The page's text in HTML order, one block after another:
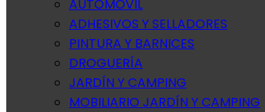
AUTOMÓVIL
ADHESIVOS Y SELLADORES
PINTURA Y BARNICES
DROGUERÍA
JARDÍN Y CAMPING
MOBILIARIO JARDÍN Y CAMPING